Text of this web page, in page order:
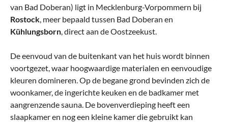
van Bad Doberan) ligt in Mecklenburg-Vorpommern bij
Rostock , meer bepaald tussen Bad Doberan en
Kühlungsborn , direct aan de Oostzeekust.
De eenvoud van de buitenkant van het huis wordt binnen
voortgezet, waar hoogwaardige materialen en eenvoudige
kleuren domineren. Op de begane grond bevinden zich de
woonkamer, de ingerichte keuken en de badkamer met
aangrenzende sauna. De bovenverdieping heeft een
slaapkamer en nog een kleine kamer die gebruikt kan